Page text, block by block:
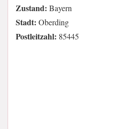
Zustand: Bayern
Stadt: Oberding
Postleitzahl: 85445